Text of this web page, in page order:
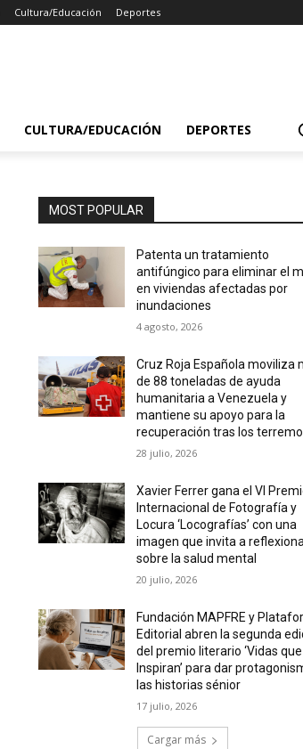
Cultura/Educación Deportes
CULTURA/EDUCACIÓN DEPORTES
MOST POPULAR
Patenta un tratamiento
antifúngico para eliminar el
en viviendas afectadas por
inundaciones
4 agosto, 2026
Cruz Roja Española moviliza
de 88 toneladas de ayuda
humanitaria a Venezuela y
mantiene su apoyo para la
recuperación tras los
28 julio, 2026
Xavier Ferrer gana el VI
Internacional de Fotografía y
Locura ‘Locografías’ con una
imagen que invita a
sobre la salud mental
20 julio, 2026
Fundación MAPFRE y
Editorial abren la segunda
del premio literario ‘Vidas que
Inspiran’ para dar
las historias sénior
17 julio, 2026
Cargar más